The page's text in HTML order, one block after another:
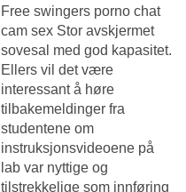
Free swingers porno chat
cam sex Stor avskjermet
sovesal med god kapasitet.
Ellers vil det være
interessant å høre
tilbakemeldinger fra
studentene om
instruksjonsvideoene på
lab var nyttige og
tilstrekkelige som innføring